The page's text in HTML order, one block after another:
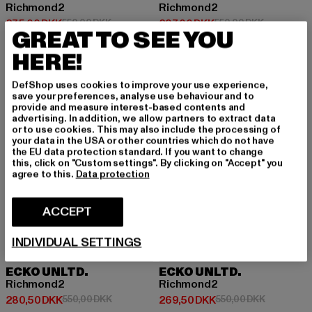
Richmond2
275,00 DKK
Nuværende pris: 275,00 DKK
550,00 DKKKampagnepris: 550,00 DKK
Richmond2
297,00 DKK
Nuværende pris: 297,00 DKK
550,00 DKK
-49%
ECKO UNLTD.
Richmond2
280,50 DKK
Nuværende pris: 280,50 DKK
550,00 DKKKampagnepris: 550,00 DKK
ECKO UNLTD.
Richmond2
269,50 DKK
Nuværende pris: 269,50 DKK
550,00 DKK
GREAT TO SEE YOU
HERE!
DefShop uses cookies to improve your use experience,
save your preferences, analyse use behaviour and to
provide and measure interest-based contents and
advertising. In addition, we allow partners to extract data
or to use cookies. This may also include the processing of
your data in the USA or other countries which do not have
the EU data protection standard. If you want to change
this, click on "Custom settings". By clicking on "Accept" you
agree to this. Data protection
ACCEPT
INDIVIDUAL SETTINGS